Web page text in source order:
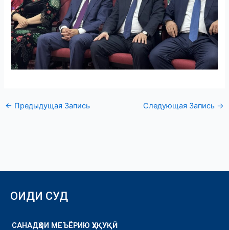
← Предыдущая Запись Следующая Запись →
ОИДИ СУД
САНАДҲОИ МЕЪЁРИЮ ҲУҚУҚӢ